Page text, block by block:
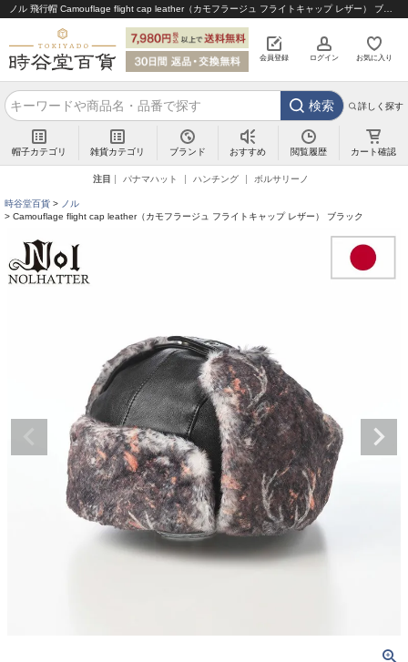
会員登録 ログイン お気に入り
検索 詳しく探す
帽子カテゴリ 雑貨カテゴリ ブランド おすすめ 閲覧履歴 カート確認
注目 パナマハット ハンチング ボルサリーノ
時谷堂百貨
ノル
Camouflage flight cap leather（カモフラージュ フライトキャップ レザー） ブラック